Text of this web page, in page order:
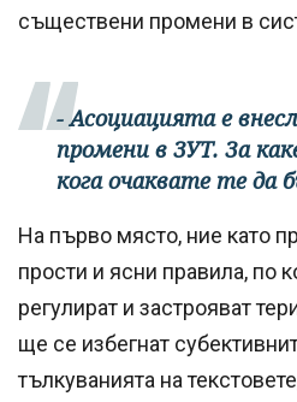
съществени промени в
- Асоциацията е
промени в ЗУТ. За
кога очаквате те да
На първо място, ние като
прости и ясни правила, по
регулират и застрояват
ще се избегнат
тълкуванията на